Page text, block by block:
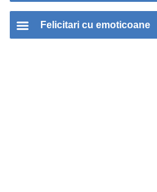
Felicitari cu emoticoane